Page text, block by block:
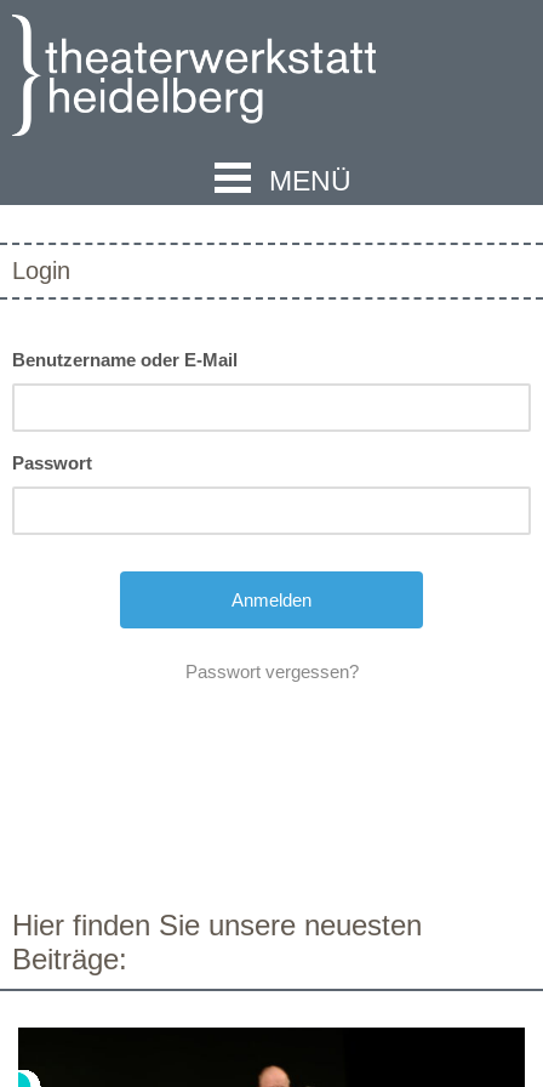
MENÜ
Login
Benutzername oder E-Mail
Passwort
Passwort vergessen?
Hier finden Sie unsere neuesten
Beiträge: